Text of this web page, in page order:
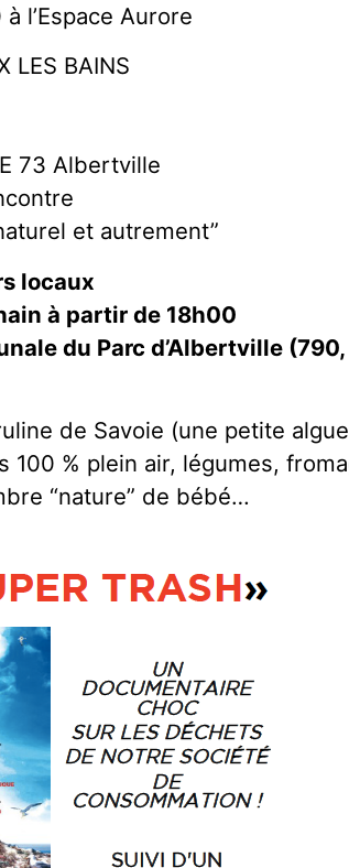
l’Espace Aurore
LES BAINS
73 Albertville
et autrement”
locaux
à partir de 18h00
du Parc d’Albertville
de Savoie (une petite
100 % plein air, légumes,
“nature” de bébé…